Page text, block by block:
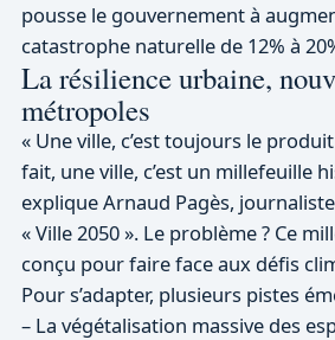
pousse le gouvernement à
catastrophe naturelle de 12% à
La résilience urbaine,
métropoles
« Une ville, c’est toujours le
fait, une ville, c’est un millefeuille
explique Arnaud Pagès,
« Ville 2050 ». Le problème ? Ce
conçu pour faire face aux défis
Pour s’adapter, plusieurs pistes
– La végétalisation massive des